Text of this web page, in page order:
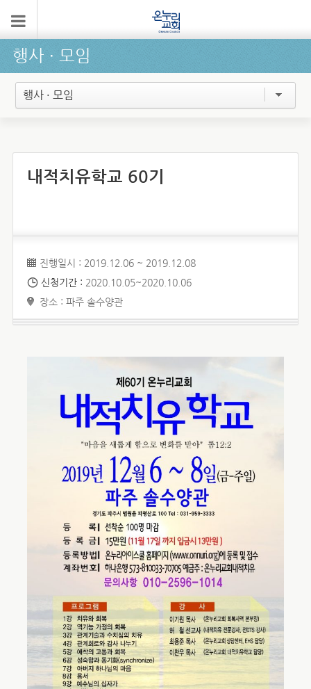
행사 ∙ 모임
행사 · 모임
내적치유학교 60기
진행일시 : 2019.12.06 ~ 2019.12.08
신청기간 : 2020.10.05~2020.10.06
장소 : 파주 솔수양관